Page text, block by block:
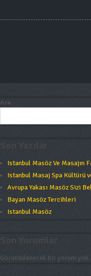
Ara
Istanbul Masöz Ve Masajın
Istanbul Masaj Spa Kültürü
Avrupa Yakası Masöz Sizi
Bayan Masöz Tercihleri
Istanbul Masöz
Görüntülenecek bir yorum yok.